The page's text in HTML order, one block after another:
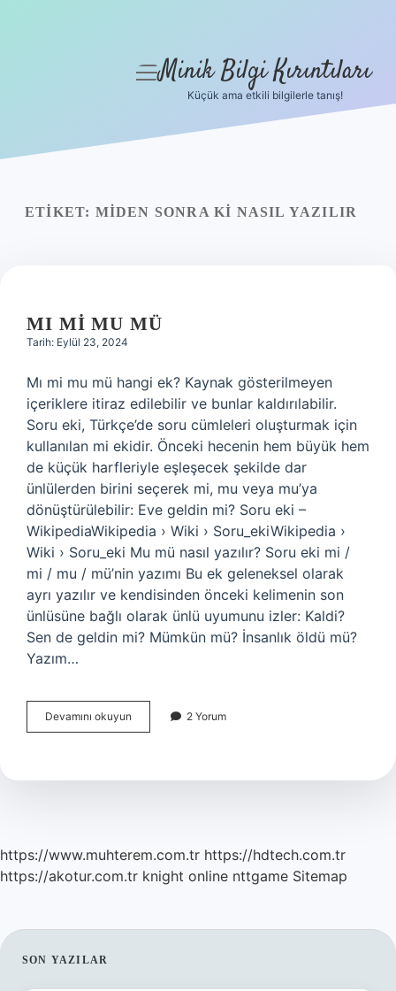
Yasal Uyarı
menüyü
Minik Bilgi Kırıntıları
Küçük ama etkili bilgilerle tanış!
ETIKET: MIDEN SONRA KI NASIL YAZILIR
MI MI MU MÜ
Tarih: Eylül 23, 2024
Mı mi mu mü hangi ek? Kaynak gösterilmeyen
içeriklere itiraz edilebilir ve bunlar kaldırılabilir.
Soru eki, Türkçe’de soru cümleleri oluşturmak için
kullanılan mi ekidir. Önceki hecenin hem büyük hem
de küçük harfleriyle eşleşecek şekilde dar
ünlülerden birini seçerek mi, mu veya mu’ya
dönüştürülebilir: Eve geldin mi? Soru eki –
WikipediaWikipedia › Wiki › Soru_ekiWikipedia ›
Wiki › Soru_eki Mu mü nasıl yazılır? Soru eki mi /
mi / mu / mü’nin yazımı Bu ek geleneksel olarak
ayrı yazılır ve kendisinden önceki kelimenin son
ünlüsüne bağlı olarak ünlü uyumunu izler: Kaldi?
Sen de geldin mi? Mümkün mü? İnsanlık öldü mü?
Yazım…
Devamını okuyun
Mi
2 Yorum
https://www.muhterem.com.tr https://hdtech.com.tr
https://akotur.com.tr knight online nttgame Sitemap
SIDEBAR
SON YAZILAR